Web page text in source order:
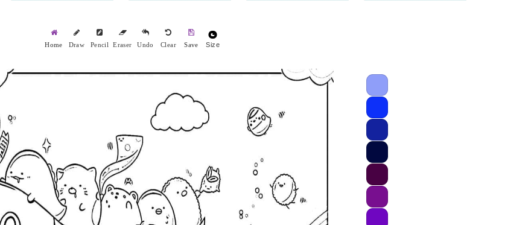
Home Draw Pencil Eraser Undo Clear Save Size